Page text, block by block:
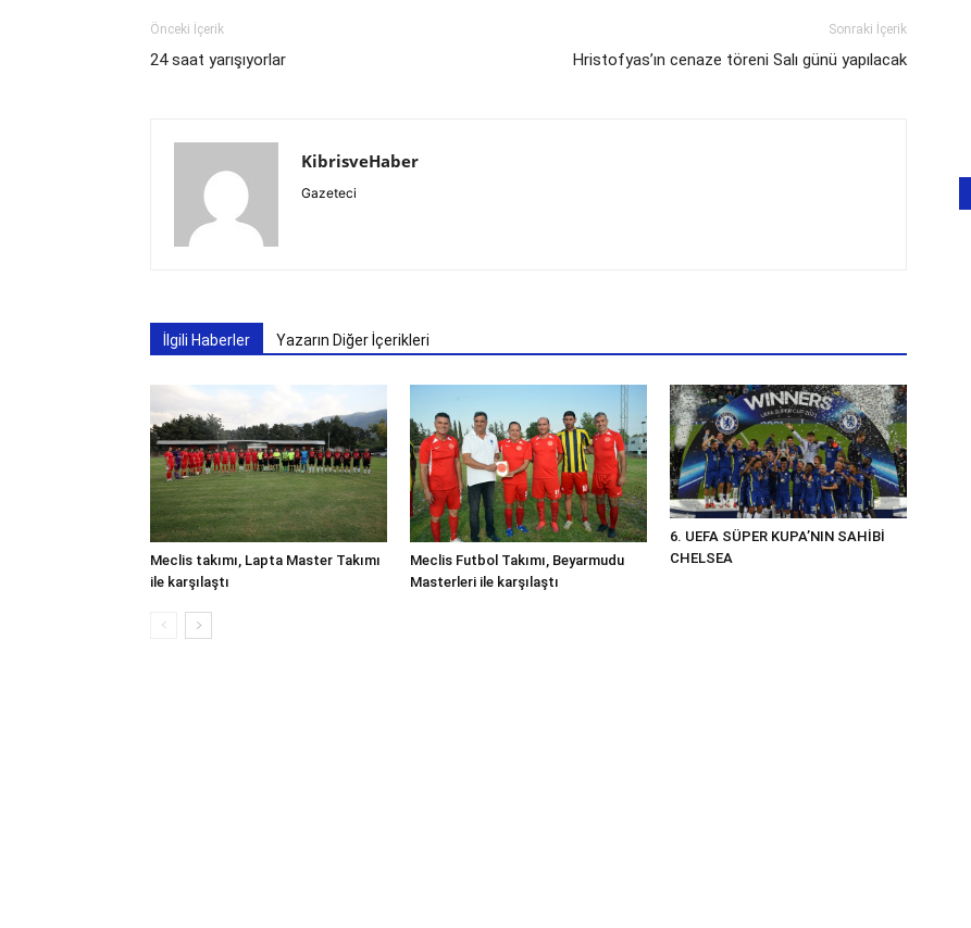
Önceki İçerik
24 saat yarışıyorlar
Sonraki İçerik
Hristofyas’ın cenaze töreni Salı günü yapılacak
KibrisveHaber
Gazeteci
İlgili Haberler Yazarın Diğer İçerikleri
Meclis takımı, Lapta Master Takımı
ile karşılaştı
Meclis Futbol Takımı, Beyarmudu
Masterleri ile karşılaştı
6. UEFA SÜPER KUPA’NIN SAHİBİ
CHELSEA